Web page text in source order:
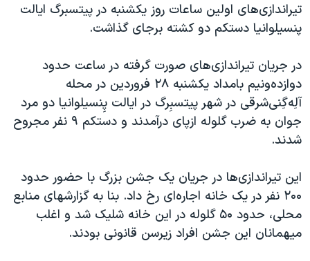
گالری عکس
آرشیو پخش زنده
اعتراضات زن، زندگی، آزادی
مجموعه مستندهای دادخواهی
تریبونال مردمی آبان ۹۸
دادگاه حمید نوری
چهل سال گروگان‌گیری
قانون شفافیت دارائی کادر رهبری ایران
اسرائیل در جنگ
نرگس محمدی برنده جایزه نوبل صلح
همایش محافظه‌کاران آمریکا «سی‌پک»
تیراندازی‌های اولین ساعات روز یکشنبه در پیتسبرگ ایالت
پنسیلوانیا دستکم دو کشته برجای گذاشت.
در جریان تیراندازی‌های صورت گرفته در ساعت حدود
دوازده‌ونیم بامداد یکشنبه ۲۸ فروردین در محله
آلِه‌گِنی‌شرقی در شهر پیتسبِرگ در ایالت پِنسیلوانیا دو مرد
جوان به ضرب گلوله ازپای درآمدند و دستکم ۹ نفر مجروح
شدند.
این تیراندازی‌ها در جریان یک جشن بزرگ با حضور حدود
۲۰۰ نفر در یک خانه اجاره‌ای رخ داد. بنا به گزارشهای منابع
محلی، حدود ۵۰ گلوله در این خانه شلیک شد و اغلب
میهمانان این جشن افراد زیرسن قانونی بودند.